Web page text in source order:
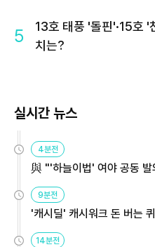
5
13호 태풍 '돌핀'·15호 '
치는?
실시간 뉴스
4분전
與 "'하늘이법' 여야 공동
9분전
'캐시딜' 캐시워크 돈 버는
14분전